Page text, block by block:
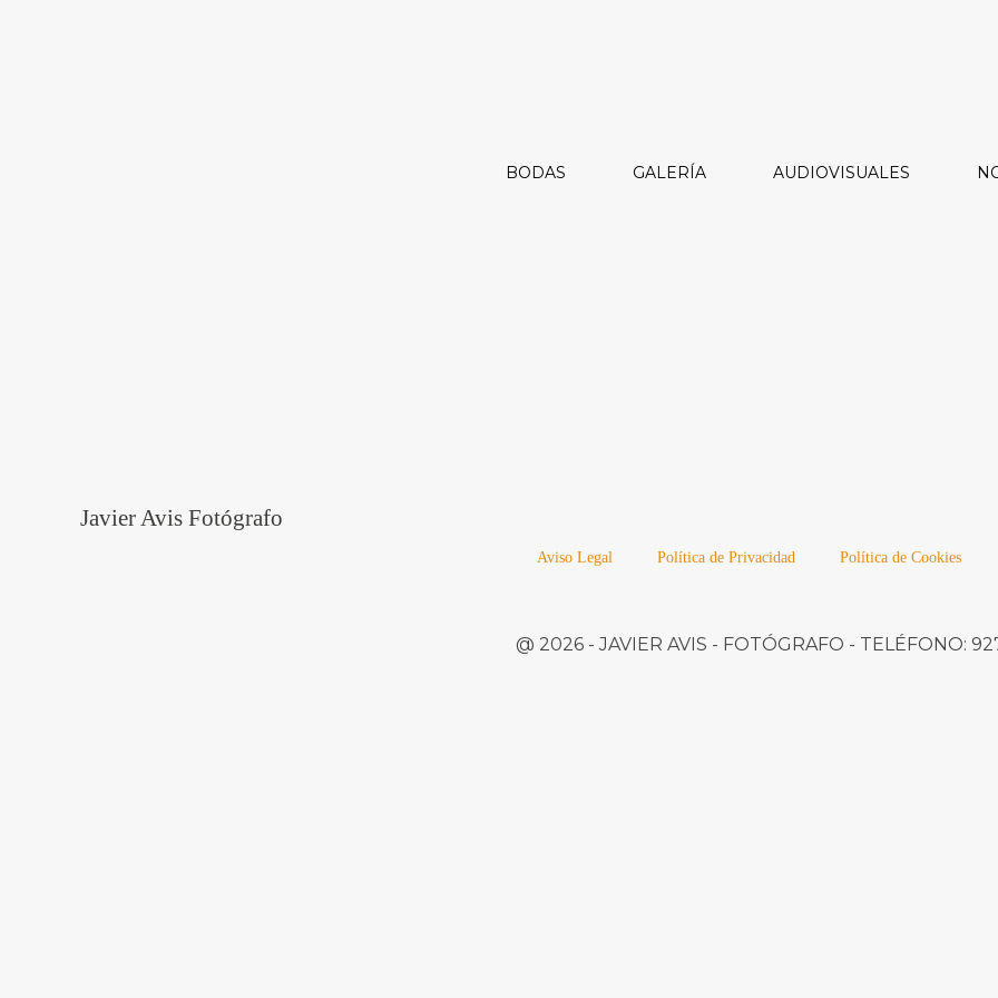
BODAS GALERÍA AUDIOVISUALES
Javier Avis Fotógrafo
Aviso Legal Política de Privacidad Política de Cookies
@ 2026 -JAVIER AVIS - FOTÓGRAFO - TELÉFONO: